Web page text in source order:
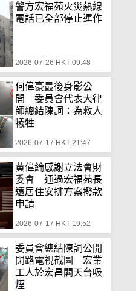
警方宏福苑火災熱線
電話已全部停止運作
2026-07-26 HKT 09:48
何偉豪最後身影公
開 委員會代表大律
師總結陳詞：為救人
犧牲
2026-07-17 HKT 21:47
黃偉綸感謝立法會財
委會 通過宏福苑長
遠居住安排方案撥款
申請
2026-07-17 HKT 19:52
委員會總結陳詞公開
閉路電視截圖 宏業
工人於宏昌閣天台吸
煙